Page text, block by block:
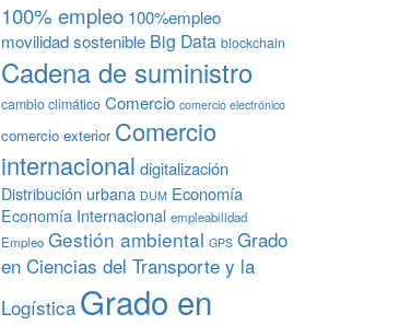
100% empleo 100%empleo
movilidad sostenible Big Data blockchain
Cadena de suministro
cambio climático Comercio comercio electrónico
comercio exterior Comercio
internacional digitalización
Distribución urbana DUM Economía
Economía Internacional empleabilidad
Empleo Gestión ambiental GPS Grado
en Ciencias del Transporte y la
Logística Grado en